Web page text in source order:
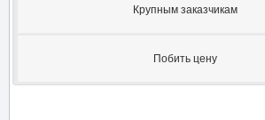
Крупным заказчикам
Побить цену